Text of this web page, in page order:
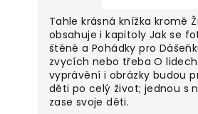
Tahle krásná knížka kromě
obsahuje i kapitoly Jak se
štěně a Pohádky pro
zvycích nebo třeba O
vyprávění i obrázky budou
děti po celý život; jednou s
zase svoje děti.